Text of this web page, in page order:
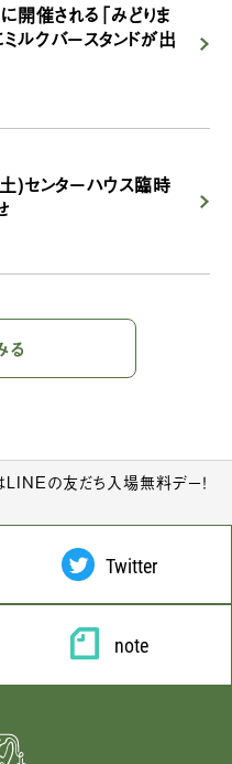
催される「みどりま
ルクバースタンドが出
)センターハウス臨時
る
の友だち入場無料デー！
Twitter
note